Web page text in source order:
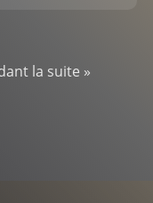
la suite »